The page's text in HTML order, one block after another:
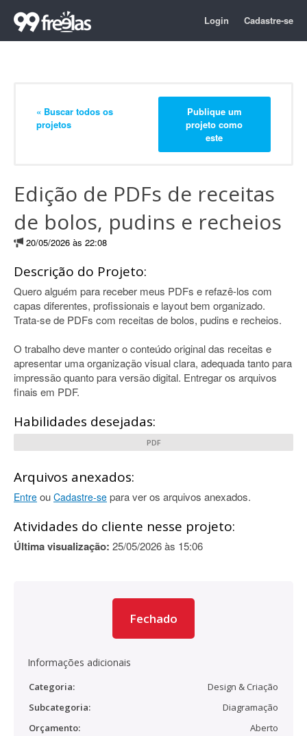
Login Cadastre-se
« Buscar todos os
projetos
Publique um
projeto como
este
Edição de PDFs de receitas
de bolos, pudins e recheios
20/05/2026 às 22:08
Descrição do Projeto:
Quero alguém para receber meus PDFs e refazê-los com
capas diferentes, profissionais e layout bem organizado.
Trata-se de PDFs com receitas de bolos, pudins e recheios.
O trabalho deve manter o conteúdo original das receitas e
apresentar uma organização visual clara, adequada tanto para
impressão quanto para versão digital. Entregar os arquivos
finais em PDF.
Habilidades desejadas:
PDF
Arquivos anexados:
Entre ou Cadastre-se para ver os arquivos anexados.
Atividades do cliente nesse projeto:
Última visualização: 25/05/2026 às 15:06
Fechado
Informações adicionais
Categoria:
Design & Criação
Subcategoria:
Diagramação
Orçamento:
Aberto